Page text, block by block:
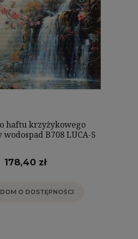
haftu krzyżykowego
B708 LUCA-S
178,40 zł
O DOSTĘPNOŚCI